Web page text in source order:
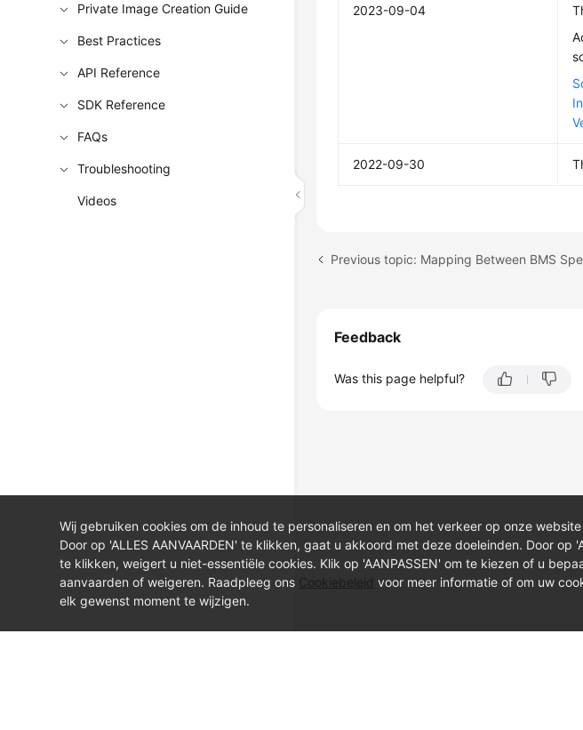
Private Image Creation Guide
Best Practices
API Reference
SDK Reference
FAQs
Troubleshooting
Videos
2023-09-04
2022-09-30
Feedback
Was this page helpful?
Wij gebruiken cookies om de inhoud te personaliseren en om het verkeer op onze
Door op 'ALLES AANVAARDEN' te klikken, gaat u akkoord met deze doeleinden. Door op
te klikken, weigert u niet-essentiële cookies. Klik op 'AANPASSEN' om te kiezen of u
aanvaarden of weigeren. Raadpleeg ons Cookiebeleid voor meer informatie of om uw
elk gewenst moment te wijzigen.